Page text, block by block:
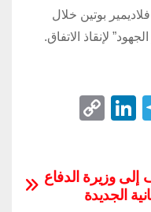
بوتين خلال
لإنقاذ الاتفاق.
T
gr
Li
e
y
إلى وزيرة الدفاع
الجديدة